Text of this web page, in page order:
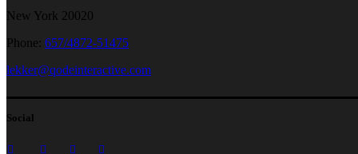
New York 20020
Phone: 657/4872-51475
lekker@qodeinteractive.com
Social